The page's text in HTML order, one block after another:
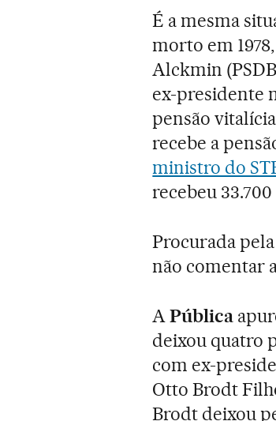
É a mesma
morto em
Alckmin
ex-presidente
pensão
recebe a
ministro do
recebeu
Procurada
não comentar
APública
deixou quatro
com ex-
Otto Brodt
Brodt deixou